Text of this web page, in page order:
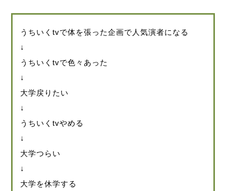
うちいくtvで体を張った企画で人気演者になる
↓
うちいくtvで色々あった
↓
大学戻りたい
↓
うちいくtvやめる
↓
大学つらい
↓
大学を休学する